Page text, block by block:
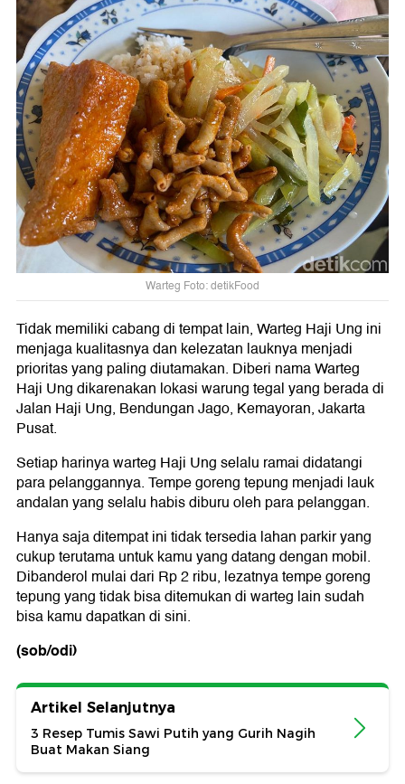
Warteg Foto: detikFood
Tidak memiliki cabang di tempat lain, Warteg Haji Ung ini
menjaga kualitasnya dan kelezatan lauknya menjadi
prioritas yang paling diutamakan. Diberi nama Warteg
Haji Ung dikarenakan lokasi warung tegal yang berada di
Jalan Haji Ung, Bendungan Jago, Kemayoran, Jakarta
Pusat.
Setiap harinya warteg Haji Ung selalu ramai didatangi
para pelanggannya. Tempe goreng tepung menjadi lauk
andalan yang selalu habis diburu oleh para pelanggan.
Hanya saja ditempat ini tidak tersedia lahan parkir yang
cukup terutama untuk kamu yang datang dengan mobil.
Dibanderol mulai dari Rp 2 ribu, lezatnya tempe goreng
tepung yang tidak bisa ditemukan di warteg lain sudah
bisa kamu dapatkan di sini.
(sob/odi)
Artikel Selanjutnya
3 Resep Tumis Sawi Putih yang Gurih Nagih
Buat Makan Siang